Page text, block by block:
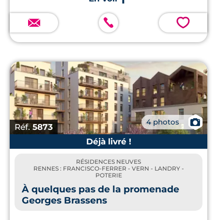
💗
Réf. 5873 4 photos
📷
Déjà livré !
RÉSIDENCES NEUVES
RENNES : FRANCISCO-FERRER - VERN - LANDRY -
POTERIE
À quelques pas de la promenade
Georges Brassens